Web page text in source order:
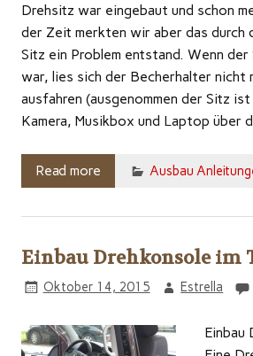
Drehsitz war eingebaut und schon
der Zeit merkten wir aber das durch
Sitz ein Problem entstand. Wenn der
war, lies sich der Becherhalter nicht
ausfahren (ausgenommen der Sitz
Kamera, Musikbox und Laptop über
Read more Ausbau
Einbau Drehkonsole im
Oktober 14, 2015 Estrella
Einbau